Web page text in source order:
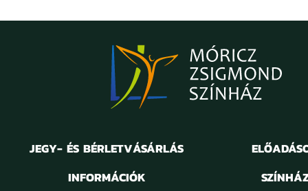
JEGY- ÉS BÉRLETVÁSÁRLÁS
INFORMÁCIÓK